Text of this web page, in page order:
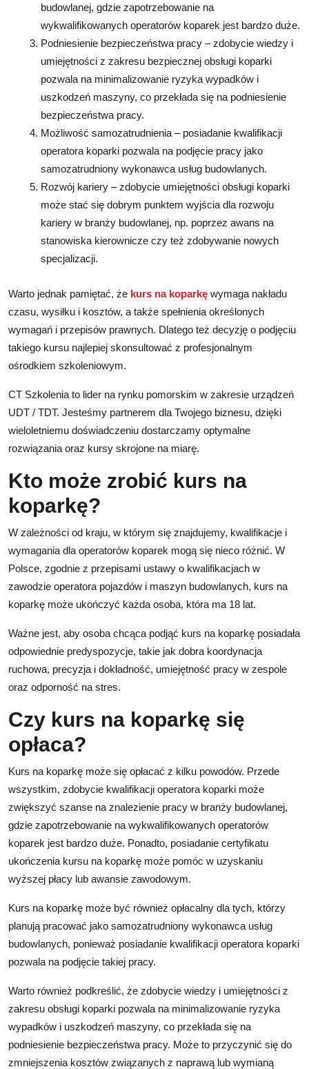
budowlanej, gdzie zapotrzebowanie na
wykwalifikowanych operatorów koparek jest bardzo duże.
Podniesienie bezpieczeństwa pracy – zdobycie wiedzy i
umiejętności z zakresu bezpiecznej obsługi koparki
pozwala na minimalizowanie ryzyka wypadków i
uszkodzeń maszyny, co przekłada się na podniesienie
bezpieczeństwa pracy.
Możliwość samozatrudnienia – posiadanie kwalifikacji
operatora koparki pozwala na podjęcie pracy jako
samozatrudniony wykonawca usług budowlanych.
Rozwój kariery – zdobycie umiejętności obsługi koparki
może stać się dobrym punktem wyjścia dla rozwoju
kariery w branży budowlanej, np. poprzez awans na
stanowiska kierownicze czy też zdobywanie nowych
specjalizacji.
Warto jednak pamiętać, że kurs na koparkę wymaga nakładu
czasu, wysiłku i kosztów, a także spełnienia określonych
wymagań i przepisów prawnych. Dlatego też decyzję o podjęciu
takiego kursu najlepiej skonsultować z profesjonalnym
ośrodkiem szkoleniowym.
CT Szkolenia to lider na rynku pomorskim w zakresie urządzeń
UDT / TDT. Jesteśmy partnerem dla Twojego biznesu, dzięki
wieloletniemu doświadczeniu dostarczamy optymalne
rozwiązania oraz kursy skrojone na miarę.
Kto może zrobić kurs na
koparkę?
W zależności od kraju, w którym się znajdujemy, kwalifikacje i
wymagania dla operatorów koparek mogą się nieco różnić. W
Polsce, zgodnie z przepisami ustawy o kwalifikacjach w
zawodzie operatora pojazdów i maszyn budowlanych, kurs na
koparkę może ukończyć każda osoba, która ma 18 lat.
Ważne jest, aby osoba chcąca podjąć kurs na koparkę posiadała
odpowiednie predyspozycje, takie jak dobra koordynacja
ruchowa, precyzja i dokładność, umiejętność pracy w zespole
oraz odporność na stres.
Czy kurs na koparkę się
opłaca?
Kurs na koparkę może się opłacać z kilku powodów. Przede
wszystkim, zdobycie kwalifikacji operatora koparki może
zwiększyć szanse na znalezienie pracy w branży budowlanej,
gdzie zapotrzebowanie na wykwalifikowanych operatorów
koparek jest bardzo duże. Ponadto, posiadanie certyfikatu
ukończenia kursu na koparkę może pomóc w uzyskaniu
wyższej płacy lub awansie zawodowym.
Kurs na koparkę może być również opłacalny dla tych, którzy
planują pracować jako samozatrudniony wykonawca usług
budowlanych, ponieważ posiadanie kwalifikacji operatora koparki
pozwala na podjęcie takiej pracy.
Warto również podkreślić, że zdobycie wiedzy i umiejętności z
zakresu obsługi koparki pozwala na minimalizowanie ryzyka
wypadków i uszkodzeń maszyny, co przekłada się na
podniesienie bezpieczeństwa pracy. Może to przyczynić się do
zmniejszenia kosztów związanych z naprawą lub wymianą